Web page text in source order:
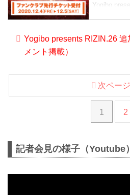
Yogibo
パーアリ
ラブサイト
12月4日（
Yogibo presents RIZIN.26
メント掲載）
1 2
次ページ
記者会見の様子（Youtube）